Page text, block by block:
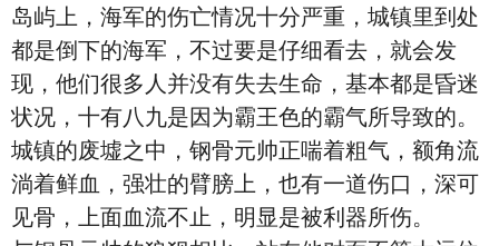
岛屿上，海军的伤亡情况十分严重，城镇里到处
都是倒下的海军，不过要是仔细看去，就会发
现，他们很多人并没有失去生命，基本都是昏迷
状况，十有八九是因为霸王色的霸气所导致的。
城镇的废墟之中，钢骨元帅正喘着粗气，额角流
淌着鲜血，强壮的臂膀上，也有一道伤口，深可
见骨，上面血流不止，明显是被利器所伤。